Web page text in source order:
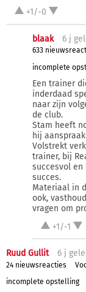
+1/-0
blaak 6 j
633
incomplete
Een trainer
inderdaad
naar zijn
de club.
Stam heeft
hij
Volstrekt
trainer, bij
succesvol en
succes.
Materiaal in
ook,
vragen om
+1/-1
Ruud Gullit 6 j
24 nieuwsreacties
incomplete opstelling